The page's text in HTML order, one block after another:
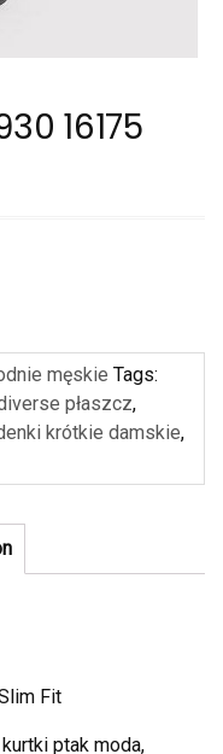
16175
męskie Tags:
płaszcz,
krótkie damskie,
Fit
ptak moda,